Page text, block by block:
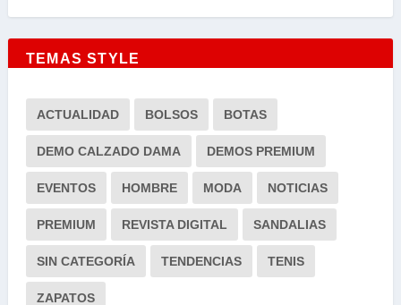
TEMAS STYLE
ACTUALIDAD BOLSOS BOTAS
DEMO CALZADO DAMA DEMOS PREMIUM
EVENTOS HOMBRE MODA NOTICIAS
PREMIUM REVISTA DIGITAL SANDALIAS
SIN CATEGORÍA TENDENCIAS TENIS
ZAPATOS